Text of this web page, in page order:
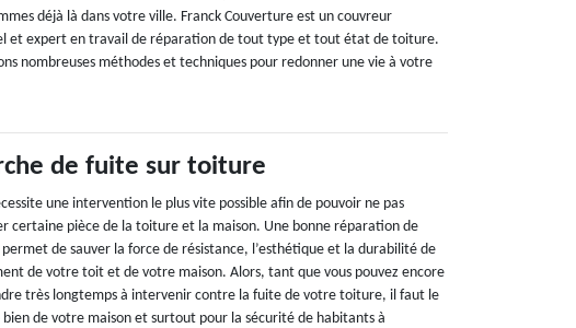
déjà là dans votre ville. Franck Couverture est un couvreur
et expert en travail de réparation de tout type et tout état de toiture.
nombreuses méthodes et techniques pour redonner une vie à votre
de fuite sur toiture
une intervention le plus vite possible afin de pouvoir ne pas
certaine pièce de la toiture et la maison. Une bonne réparation de
de sauver la force de résistance, l’esthétique et la durabilité de
de votre toit et de votre maison. Alors, tant que vous pouvez encore
très longtemps à intervenir contre la fuite de votre toiture, il faut le
de votre maison et surtout pour la sécurité de habitants à